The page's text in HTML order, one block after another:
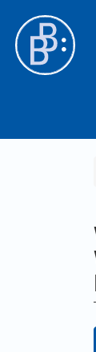
Hauptinhalt
Sidebar